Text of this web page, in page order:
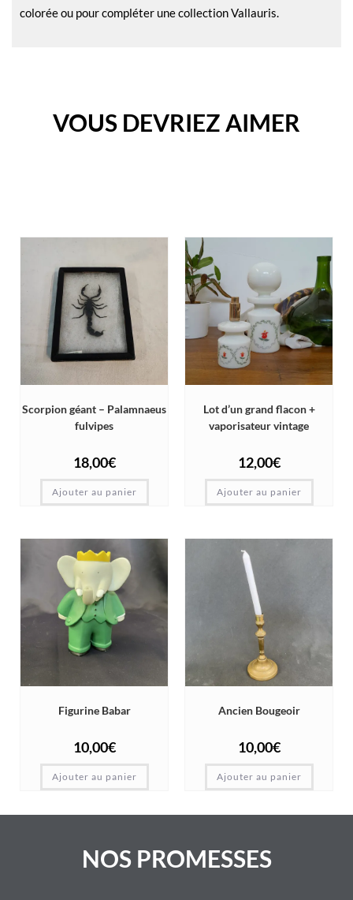
colorée ou pour compléter une collection Vallauris.
VOUS DEVRIEZ AIMER
Scorpion géant – Palamnaeus
fulvipes
18,00€
Ajouter au panier
Lot d’un grand flacon +
vaporisateur vintage
12,00€
Ajouter au panier
Figurine Babar
10,00€
Ajouter au panier
Ancien Bougeoir
10,00€
Ajouter au panier
NOS PROMESSES